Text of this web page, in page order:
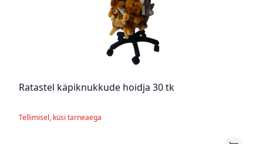
Ratastel käpiknukkude hoidja 30 tk
Tellimisel, küsi tarneaega